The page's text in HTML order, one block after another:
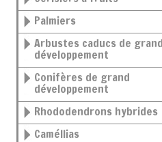
Palmiers
Arbustes caducs de grand
développement
Conifères de grand
développement
Rhododendrons hybrides
Caméllias